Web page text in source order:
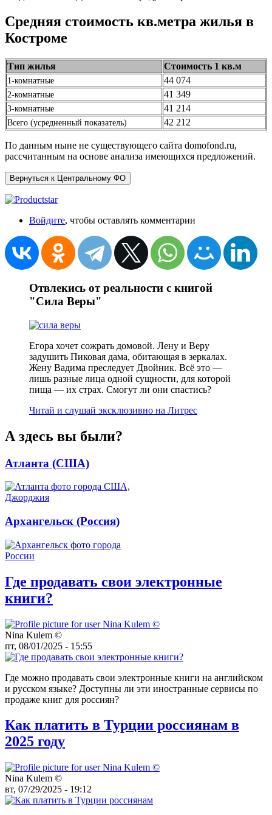
Средняя стоимость кв.метра жилья в
Костроме
Тип жилья Стоимость 1 кв.м
1-комнатные 44 074
2-комнатные 41 349
3-комнатные 41 214
Всего (усредненный показатель) 42 212
По данным ныне не существующего сайта domofond.ru,
рассчитанным на основе анализа имеющихся предложений.
Вернуться к Центральному ФО
Войдите, чтобы оставлять комментарии
Отвлекись от реальности с книгой
"Сила Веры"
Егора хочет сожрать домовой. Лену и Веру
задушить Пиковая дама, обитающая в зеркалах.
Жену Вадима преследует Двойник. Всё это —
лишь разные лица одной сущности, для которой
пища — их страх. Смогут ли они спастись?
Читай и слушай эксклюзивно на Литрес
А здесь вы были?
Атланта (США)
Архангельск (Россия)
Где продавать свои электронные
книги?
Nina Kulem ©️
пт, 08/01/2025 - 15:55
Где можно продавать свои электронные книги на английском
и русском языке? Доступны ли эти иностранные сервисы по
продаже книг для россиян?
Как платить в Турции россиянам в
2025 году
Nina Kulem ©️
вт, 07/29/2025 - 19:12